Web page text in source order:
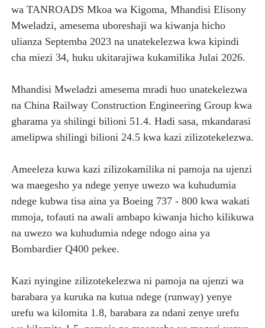
TBS YASISITIZA UBORA WA BIDHAA KUWA CHACHU
KILA KILO INAYOPOTEA NI SHILINGI INAYOPOTEA -
wa TANROADS Mkoa wa Kigoma, Mhandisi Elisony
Mweladzi, amesema uboreshaji wa kiwanja hicho
ulianza Septemba 2023 na unatekelezwa kwa kipindi
cha miezi 34, huku ukitarajiwa kukamilika Julai 2026.
Mhandisi Mweladzi amesema mradi huo unatekelezwa
na China Railway Construction Engineering Group kwa
gharama ya shilingi bilioni 51.4. Hadi sasa, mkandarasi
amelipwa shilingi bilioni 24.5 kwa kazi zilizotekelezwa.
Ameeleza kuwa kazi zilizokamilika ni pamoja na ujenzi
wa maegesho ya ndege yenye uwezo wa kuhudumia
ndege kubwa tisa aina ya Boeing 737 - 800 kwa wakati
mmoja, tofauti na awali ambapo kiwanja hicho kilikuwa
na uwezo wa kuhudumia ndege ndogo aina ya
Bombardier Q400 pekee.
Kazi nyingine zilizotekelezwa ni pamoja na ujenzi wa
barabara ya kuruka na kutua ndege (runway) yenye
urefu wa kilomita 1.8, barabara za ndani zenye urefu